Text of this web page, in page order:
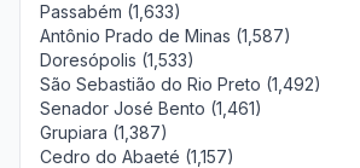
Passabém (1,633)
Antônio Prado de Minas (1,587)
Doresópolis (1,533)
São Sebastião do Rio Preto (1,492)
Senador José Bento (1,461)
Grupiara (1,387)
Cedro do Abaeté (1,157)